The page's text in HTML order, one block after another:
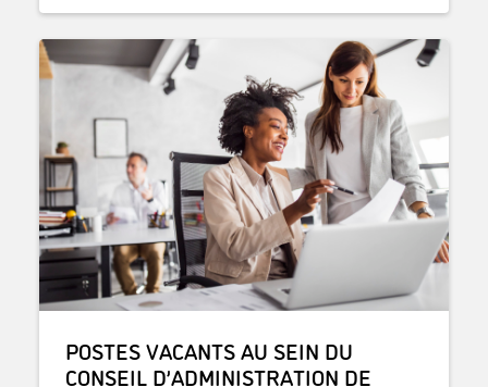
POSTES VACANTS AU SEIN DU
CONSEIL D’ADMINISTRATION DE